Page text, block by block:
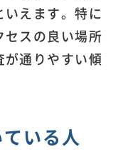
えます。特に
セスの良い場所
が通りやすい傾
いる人